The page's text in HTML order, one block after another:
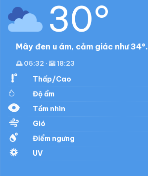
30°
Mây đen u ám, cảm giác như 34°.
🌅 05:32 · 🌇 18:23
Thấp/Cao
Độ ẩm
Tầm nhìn
Gió
Điểm ngưng
UV